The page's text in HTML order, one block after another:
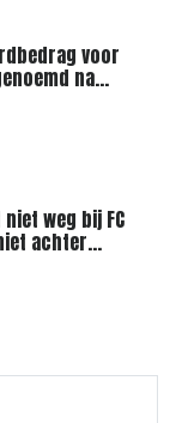
voor
na
weg bij FC
achter